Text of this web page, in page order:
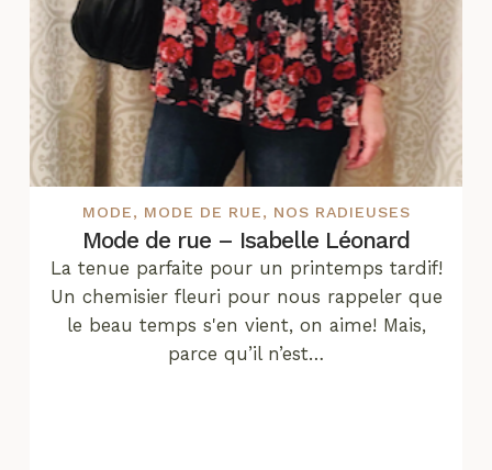
MODE, MODE DE RUE, NOS RADIEUSES
Mode de rue – Isabelle Léonard
La tenue parfaite pour un printemps tardif!
Un chemisier fleuri pour nous rappeler que
le beau temps s'en vient, on aime! Mais,
parce qu’il n’est…